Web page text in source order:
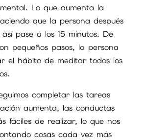
Lo que aumenta la
que la persona después
pase a los 15 minutos. De
pequeños pasos, la persona
el hábito de meditar todos los
completar las tareas
aumenta, las conductas
fáciles de realizar, lo que nos
cosas cada vez más